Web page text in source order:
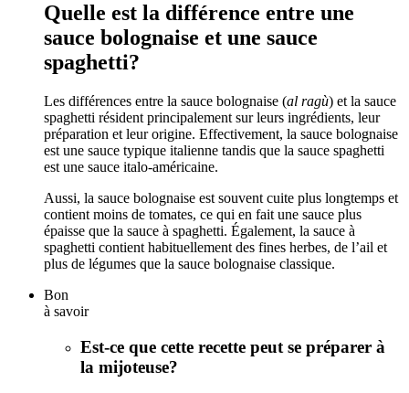
Quelle est la différence entre une
sauce bolognaise et une sauce
spaghetti?
Les différences entre la sauce bolognaise (al ragù) et la sauce
spaghetti résident principalement sur leurs ingrédients, leur
préparation et leur origine. Effectivement, la sauce bolognaise
est une sauce typique italienne tandis que la sauce spaghetti
est une sauce italo-américaine.
Aussi, la sauce bolognaise est souvent cuite plus longtemps et
contient moins de tomates, ce qui en fait une sauce plus
épaisse que la sauce à spaghetti. Également, la sauce à
spaghetti contient habituellement des fines herbes, de l’ail et
plus de légumes que la sauce bolognaise classique.
Bon
à savoir
Est-ce que cette recette peut se préparer à
la mijoteuse?